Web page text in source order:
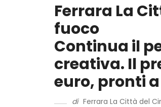
Ferrara La
fuoco
Continua il
creativa. Il
euro, pronti
di Ferrara La Città del